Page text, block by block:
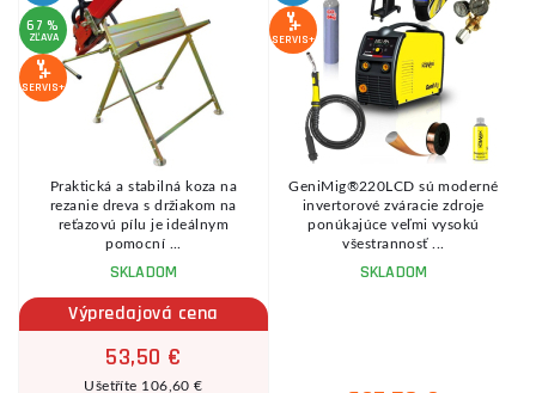
67 %
ZĽAVA
SERVIS+
Praktická a stabilná koza na
rezanie dreva s držiakom na
reťazovú pílu je ideálnym
pomocní ...
SKLADOM
Výpredajová cena
53,50 €
Ušetříte 106,60 €
SERVIS+
GeniMig®220LCD sú moderné
invertorové zváracie zdroje
ponúkajúce veľmi vysokú
všestrannosť ...
SKLADOM